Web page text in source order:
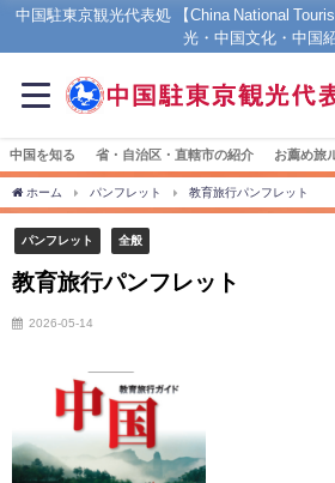
中国駐東京観光代表処 【China National
光・中国文化・中国
中国を知る 省・自治区・直轄市の紹介 お薦め旅
ホーム パンフレット 教育旅行パンフレット
パンフレット 全般
教育旅行パンフレット
2026-05-14